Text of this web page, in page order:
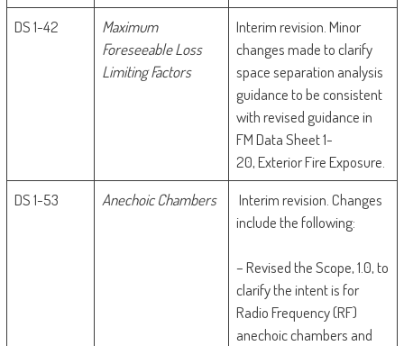
DS 1-42
Maximum
Foreseeable Loss
Limiting Factors
Interim revision. Minor
changes made to clarify
space separation analysis
guidance to be consistent
with revised guidance in
FM Data Sheet 1-
20, Exterior Fire Exposure.
DS 1-53
Anechoic Chambers
Interim revision. Changes
include the following:
– Revised the Scope, 1.0, to
clarify the intent is for
Radio Frequency (RF)
anechoic chambers and